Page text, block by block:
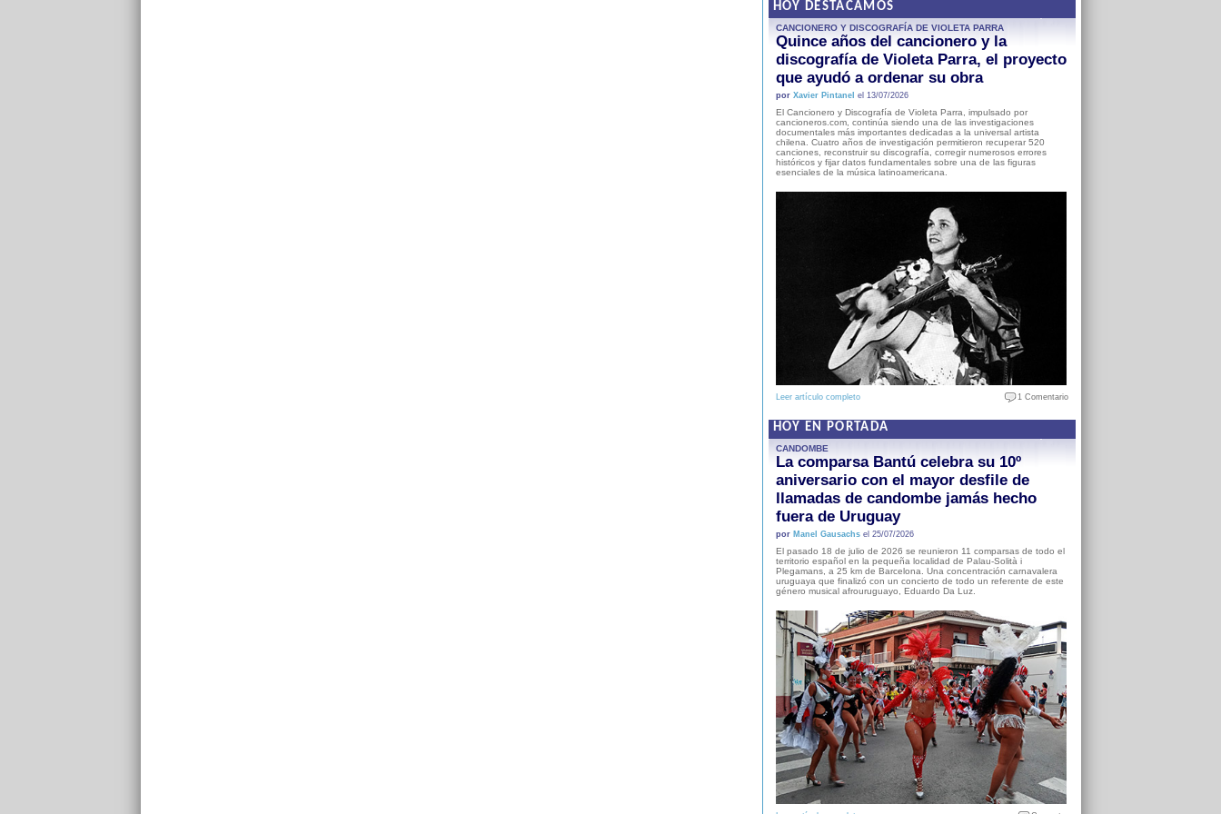
HOY DESTACAMOS
CANCIONERO Y DISCOGRAFÍA DE VIOLETA PARRA
Quince años del cancionero y la
discografía de Violeta Parra, el proyecto
que ayudó a ordenar su obra
por Xavier Pintanel el 13/07/2026
El Cancionero y Discografía de Violeta Parra, impulsado por
cancioneros.com, continúa siendo una de las investigaciones
documentales más importantes dedicadas a la universal artista
chilena. Cuatro años de investigación permitieron recuperar 520
canciones, reconstruir su discografía, corregir numerosos errores
históricos y fijar datos fundamentales sobre una de las figuras
esenciales de la música latinoamericana.
Leer artículo completo 1 Comentario
HOY EN PORTADA
CANDOMBE
La comparsa Bantú celebra su 10º
aniversario con el mayor desfile de
llamadas de candombe jamás hecho
fuera de Uruguay
por Manel Gausachsel 25/07/2026
El pasado 18 de julio de 2026 se reunieron 11 comparsas de todo el
territorio español en la pequeña localidad de Palau-Solità i
Plegamans, a 25 km de Barcelona. Una concentración carnavalera
uruguaya que finalizó con un concierto de todo un referente de este
género musical afrouruguayo, Eduardo Da Luz.